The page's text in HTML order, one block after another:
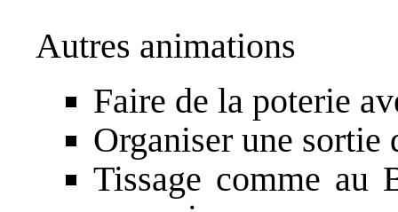
Autres animations
Faire de la poterie
Organiser une sortie
Tissage comme